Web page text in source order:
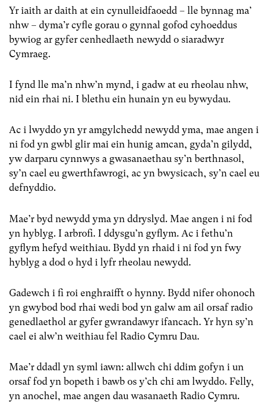
Yr iaith ar daith at ein cynulleidfaoedd – lle bynnag ma’
nhw – dyma’r cyfle gorau o gynnal gofod cyhoeddus
bywiog ar gyfer cenhedlaeth newydd o siaradwyr
Cymraeg.
I fynd lle ma’n nhw’n mynd, i gadw at eu rheolau nhw,
nid ein rhai ni. I blethu ein hunain yn eu bywydau.
Ac i lwyddo yn yr amgylchedd newydd yma, mae angen i
ni fod yn gwbl glir mai ein hunig amcan, gyda’n gilydd,
yw darparu cynnwys a gwasanaethau sy’n berthnasol,
sy’n cael eu gwerthfawrogi, ac yn bwysicach, sy’n cael eu
defnyddio.
Mae’r byd newydd yma yn ddryslyd. Mae angen i ni fod
yn hyblyg. I arbrofi. I ddysgu’n gyflym. Ac i fethu’n
gyflym hefyd weithiau. Bydd yn rhaid i ni fod yn fwy
hyblyg a dod o hyd i lyfr rheolau newydd.
Gadewch i fi roi enghraifft o hynny. Bydd nifer ohonoch
yn gwybod bod rhai wedi bod yn galw am ail orsaf radio
genedlaethol ar gyfer gwrandawyr ifancach. Yr hyn sy’n
cael ei alw’n weithiau fel Radio Cymru Dau.
Mae’r ddadl yn syml iawn: allwch chi ddim gofyn i un
orsaf fod yn bopeth i bawb os y’ch chi am lwyddo. Felly,
yn anochel, mae angen dau wasanaeth Radio Cymru.